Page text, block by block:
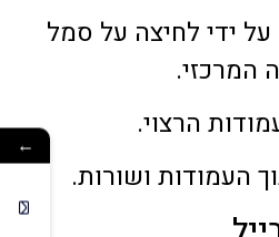
ידי לחיצה על סמל
המרכזי.
←